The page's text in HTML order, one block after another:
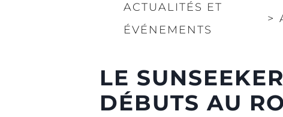
ACTUALITÉS ET
ÉVÉNEMENTS
>
LE
DÉBUTS AU